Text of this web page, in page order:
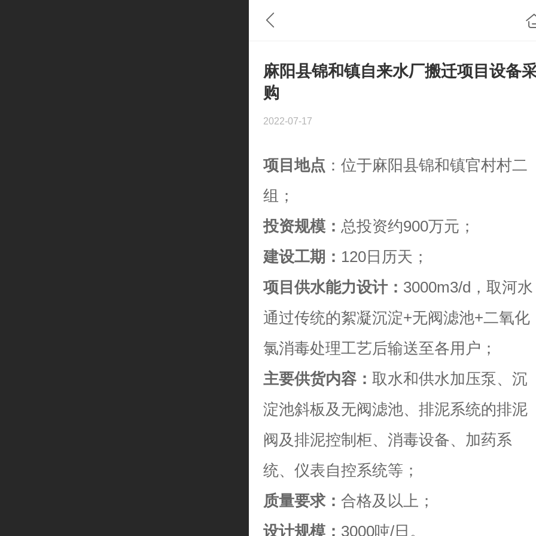
麻阳县锦和镇自来水厂搬迁项目设备
购
2022-07-17
项目地点 ：位于麻阳县锦和镇官村村二
组；
投资规模： 总投资约900万元；
建设工期： 120日历天；
项目供水能力设计： 3000m3/d，取河水
通过传统的絮凝沉淀+无阀滤池+二氧化
氯消毒处理工艺后输送至各用户；
主要供货内容： 取水和供水加压泵、沉
淀池斜板及无阀滤池、排泥系统的排泥
阀及排泥控制柜、消毒设备、加药系
统、仪表自控系统等；
质量要求： 合格及以上；
设计规模： 3000吨/日。